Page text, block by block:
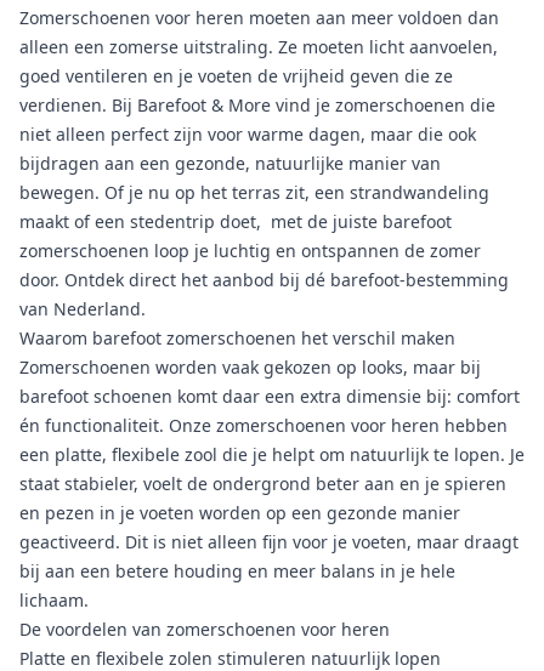
Zomerschoenen voor heren moeten aan meer voldoen dan
alleen een zomerse uitstraling. Ze moeten licht aanvoelen,
goed ventileren en je voeten de vrijheid geven die ze
verdienen. Bij Barefoot & More vind je zomerschoenen die
niet alleen perfect zijn voor warme dagen, maar die ook
bijdragen aan een gezonde, natuurlijke manier van
bewegen. Of je nu op het terras zit, een strandwandeling
maakt of een stedentrip doet, met de juiste barefoot
zomerschoenen loop je luchtig en ontspannen de zomer
door. Ontdek direct het aanbod bij dé barefoot-bestemming
van Nederland.
Waarom barefoot zomerschoenen het verschil maken
Zomerschoenen worden vaak gekozen op looks, maar bij
barefoot schoenen komt daar een extra dimensie bij: comfort
én functionaliteit. Onze zomerschoenen voor heren hebben
een platte, flexibele zool die je helpt om natuurlijk te lopen. Je
staat stabieler, voelt de ondergrond beter aan en je spieren
en pezen in je voeten worden op een gezonde manier
geactiveerd. Dit is niet alleen fijn voor je voeten, maar draagt
bij aan een betere houding en meer balans in je hele
lichaam.
De voordelen van zomerschoenen voor heren
Platte en flexibele zolen stimuleren natuurlijk lopen